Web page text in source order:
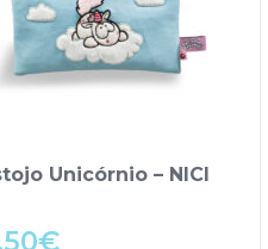
Unicórnio – NICI
€